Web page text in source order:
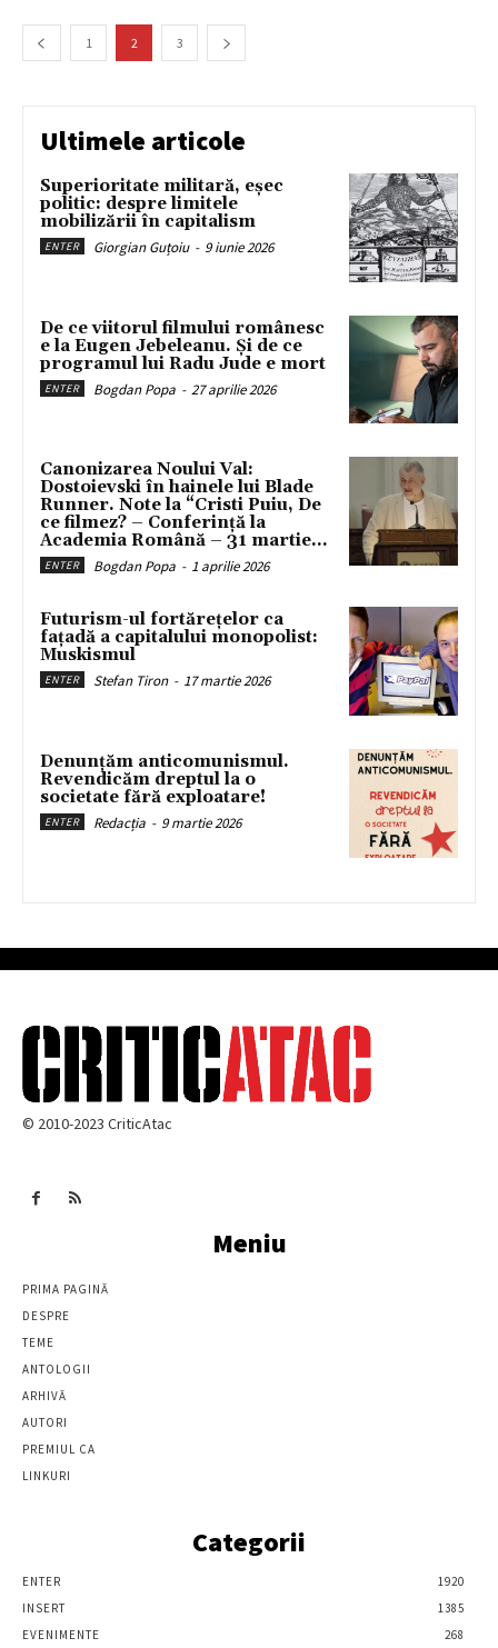
1 2 3
Ultimele articole
Superioritate militară, eșec
politic: despre limitele
mobilizării în capitalism
ENTER Giorgian Guțoiu - 9 iunie 2026
De ce viitorul filmului românesc
e la Eugen Jebeleanu. Și de ce
programul lui Radu Jude e mort
ENTER Bogdan Popa - 27 aprilie 2026
Canonizarea Noului Val:
Dostoievski în hainele lui Blade
Runner. Note la “Cristi Puiu, De
ce filmez? – Conferință la
Academia Română – 31 martie...
ENTER Bogdan Popa - 1 aprilie 2026
Futurism-ul fortărețelor ca
fațadă a capitalului monopolist:
Muskismul
ENTER Stefan Tiron - 17 martie 2026
Denunțăm anticomunismul.
Revendicăm dreptul la o
societate fără exploatare!
ENTER Redacția - 9 martie 2026
© 2010-2023 CriticAtac
Meniu
PRIMA PAGINĂ
DESPRE
TEME
ANTOLOGII
ARHIVĂ
AUTORI
PREMIUL CA
LINKURI
Categorii
ENTER
1920
INSERT
1385
EVENIMENTE
268